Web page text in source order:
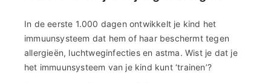
In de eerste 1.000 dagen ontwikkelt je kind het
immuunsysteem dat hem of haar beschermt tegen
allergieën, luchtweginfecties en astma. Wist je dat je
het immuunsysteem van je kind kunt ‘trainen’?